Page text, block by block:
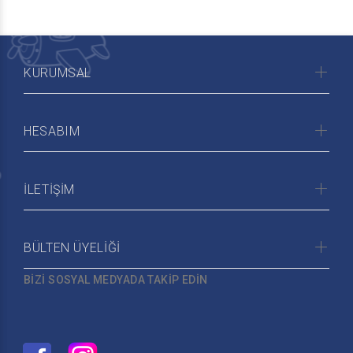
KURUMSAL
HESABIM
İLETİŞİM
BÜLTEN ÜYELİĞİ
BİZİ SOSYAL MEDYADA TAKİP EDİN